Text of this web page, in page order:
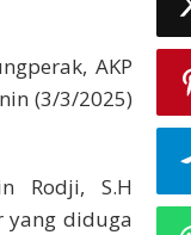
AKP
(3/3/2025)
Rodji, S.H
yang diduga